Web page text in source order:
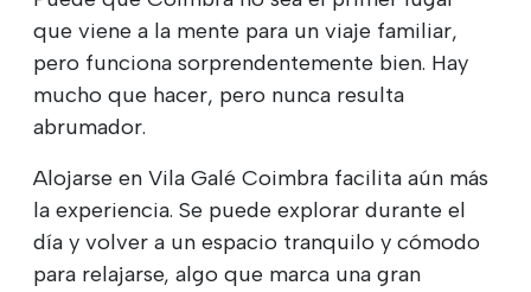
que viene a la mente para un viaje familiar,
pero funciona sorprendentemente bien. Hay
mucho que hacer, pero nunca resulta
abrumador.
Alojarse en Vila Galé Coimbra facilita aún más
la experiencia. Se puede explorar durante el
día y volver a un espacio tranquilo y cómodo
para relajarse, algo que marca una gran